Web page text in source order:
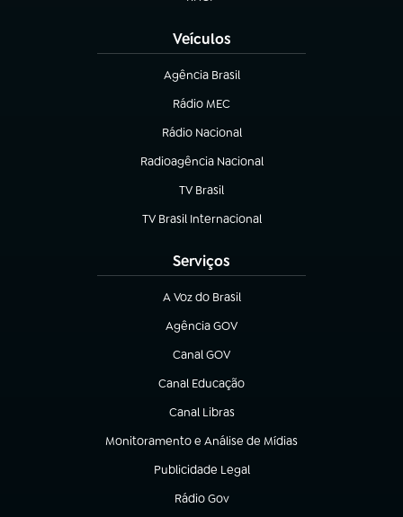
Veículos
Agência Brasil
(abre em nova aba)
Rádio MEC
Rádio Nacional
(abre em nova aba)
Radioagência Nacional
(abre em nova aba)
TV Brasil
(abre em nova aba)
TV Brasil Internacional
(abre em nova aba)
Serviços
A Voz do Brasil
(abre em nova aba)
Agência GOV
(abre em nova aba)
Canal GOV
(abre em nova aba)
Canal Educação
(abre em nova aba)
Canal Libras
(abre em nova aba)
Monitoramento e Análise de Mídias
(abre em nova aba)
Publicidade Legal
(abre em nova aba)
Rádio Gov
(abre em nova aba)